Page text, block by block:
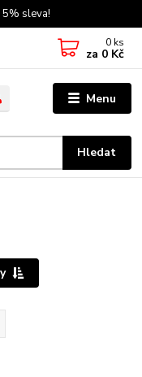
sleva!
Menu
Hledat
0 ks
za 0 Kč